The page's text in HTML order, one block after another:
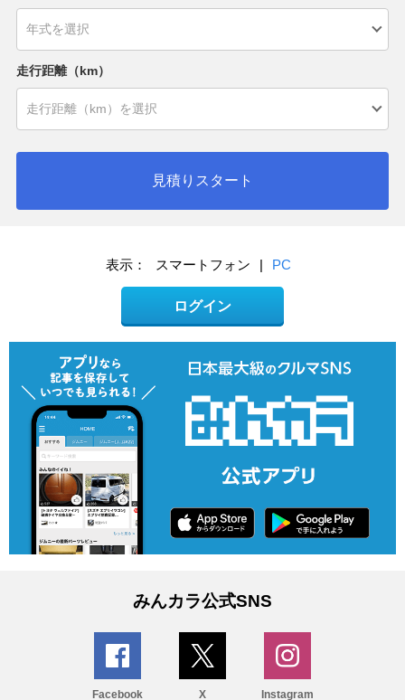
走行距離（km）
見積りスタート
表示： スマートフォン | PC
ログイン
みんカラ公式SNS
Facebook X Instagram